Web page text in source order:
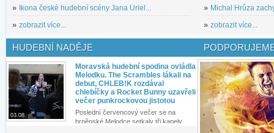
»
Ikona české hudební scény Jana Uriel...
» zobrazit více...
» Michal Hrůza
» zobrazit více...
HUDEBNÍ NADĚJE
03.08.
Moravská hudební spodina ovládla
Melodku. The Scrambles lákali na
debut, CHLEB!K rozdával
chlebíčky a Rocket Bunny uzavřeli
večer punkrockovou jistotou
Poslední červencový večer se na
brněnské Melodce setkaly tři kapely...